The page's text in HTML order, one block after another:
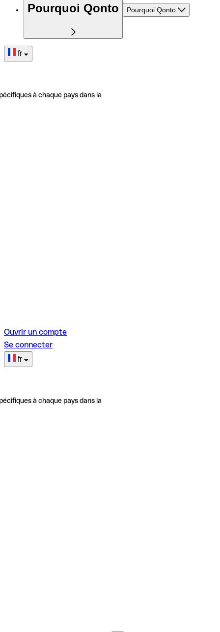
Pourquoi Qonto Pourquoi Qonto
fr
à chaque pays dans la
Ouvrir un compte
Se connecter
fr
à chaque pays dans la